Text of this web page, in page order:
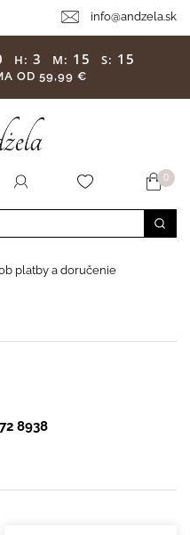
info@andzela.sk
H: 3 M: 15 S: 15
OD 59,99 €
0
platby a doručenie
8938